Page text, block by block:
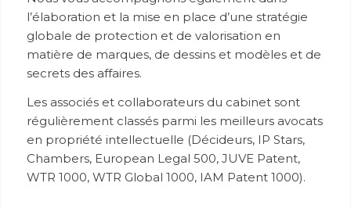
l’élaboration et la mise en place d’une stratégie
globale de protection et de valorisation en
matière de marques, de dessins et modèles et de
secrets des affaires.
Les associés et collaborateurs du cabinet sont
régulièrement classés parmi les meilleurs avocats
en propriété intellectuelle (Décideurs, IP Stars,
Chambers, European Legal 500, JUVE Patent,
WTR 1000, WTR Global 1000, IAM Patent 1000).